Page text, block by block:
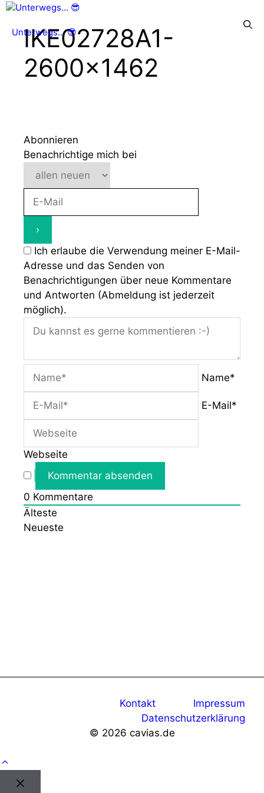
Zum
springen
Unterwegs... 😎
IKE02728A1-
2600×1462
Abonnieren
Benachrichtige mich bei
Ich erlaube die Verwendung meiner E-Mail-
Adresse und das Senden von
Benachrichtigungen über neue Kommentare
und Antworten (Abmeldung ist jederzeit
möglich).
Name*
E-Mail*
Webseite
0 Kommentare
Älteste
Neueste
© 2026 cavias.de
Kontakt
Impressum
Datenschutzerklärung